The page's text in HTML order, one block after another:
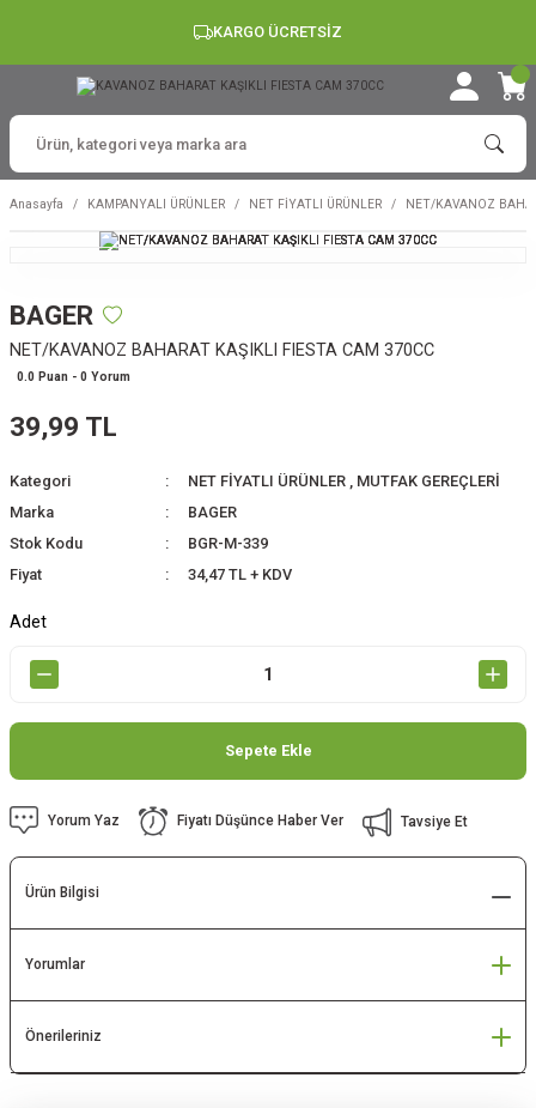
KARGO ÜCRETSİZ
Anasayfa KAMPANYALI ÜRÜNLER NET FİYATLI ÜRÜNLER NET/KAVANOZ
BAGER
NET/KAVANOZ BAHARAT KAŞIKLI FIESTA CAM 370CC
0.0 Puan - 0 Yorum
39,99 TL
Kategori NET FİYATLI ÜRÜNLER , MUTFAK GEREÇLERİ
Marka
BAGER
Stok Kodu
BGR-M-339
Fiyat
34,47 TL + KDV
Adet
Sepete Ekle
Yorum Yaz Fiyatı Düşünce Haber Ver Tavsiye Et
Ürün Bilgisi
Yorumlar
Önerileriniz